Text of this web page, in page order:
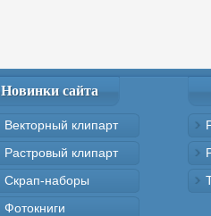
Новинки сайта
Векторный клипарт
Растровый клипарт
Скрап-наборы
Фотокниги